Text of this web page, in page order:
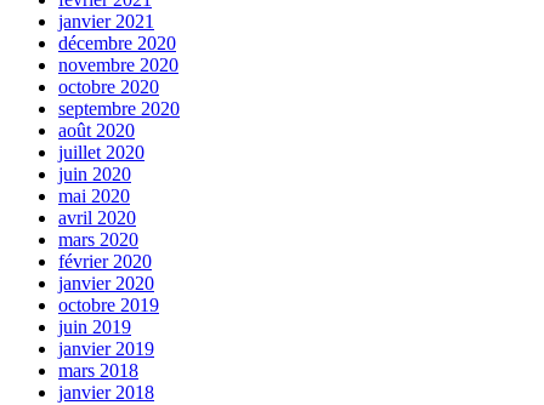
janvier 2021
décembre 2020
novembre 2020
octobre 2020
septembre 2020
août 2020
juillet 2020
juin 2020
mai 2020
avril 2020
mars 2020
février 2020
janvier 2020
octobre 2019
juin 2019
janvier 2019
mars 2018
janvier 2018